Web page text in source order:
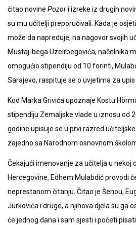
čitao novine Pozori izreke iz drugih
su mu učitelji preporučivali. Kada je
može da napreduje, na nagovor svojih
Mustaj-bega Uzeirbegovića, načelnika
omogućio stipendiju od 10 forinti,
Sarajevo, raspituje se o uvjetima za
Kod Marka Grivića upoznaje Kostu
stipendiju Zemaljske vlade u iznosu od
godine upisuje se u prvi razred
zajedno sa Narodnom osnovnom
Čekajući imenovanje za učitelja u nekoj
Hercegovine, Edhem Mulabdić provodi
neprestanom čitanju. Čitao je Šenou,
Jurkovića i druge, a njihova djela su ga
će jednog dana i sam sjesti i početi